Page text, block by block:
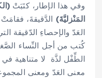
وفي هذا الإطار، كتَبَتْ
المَنْزليَّةَ) الدَّقيقةَ،
العَدّ والإحصاءِ الدّقيقة
كُتب من أجل النِّساء
الطِّفْل لذَّة لا متناهية في
معنى العَدّ ومعنى